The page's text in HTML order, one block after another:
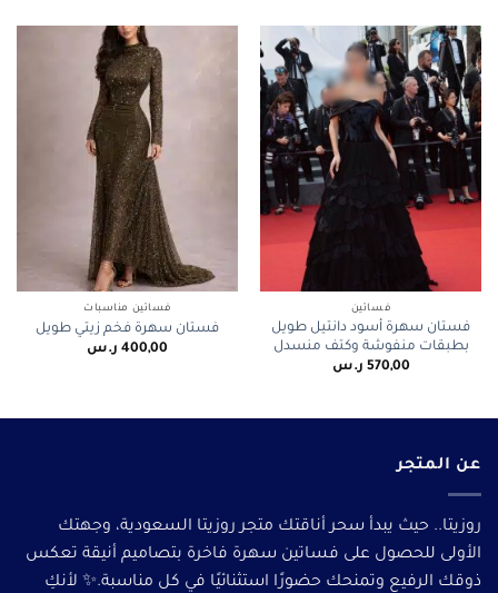
فساتين
فستان سهرة أسود دانتيل طويل
بطبقات منفوشة وكتف منسدل
570,00 ر.س
فساتين مناسبات
فستان سهرة فخم زيتي طويل
400,00 ر.س
عن المتجر
روزيتا.. حيث يبدأ سحر أناقتك متجر روزيتا السعودية، وجهتك
الأولى للحصول على فساتين سهرة فاخرة بتصاميم أنيقة تعكس
ذوقك الرفيع وتمنحك حضورًا استثنائيًا في كل مناسبة.✨ لأنكِ